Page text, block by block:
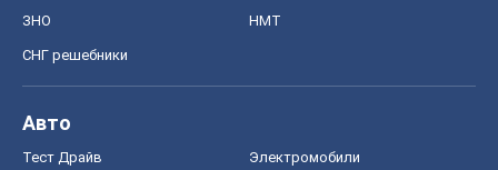
ЗНО НМТ
СНГ решебники
Авто
Тест Драйв Электромобили